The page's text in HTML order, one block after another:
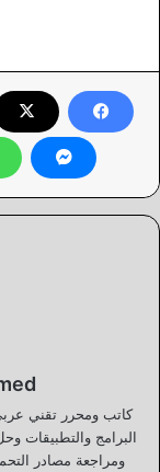
البرامج والتطبيقات
ومراجعة مصادر